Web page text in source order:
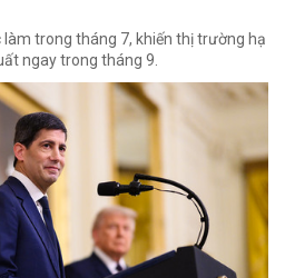
làm trong tháng 7, khiến thị trường hạ
ngay trong tháng 9.